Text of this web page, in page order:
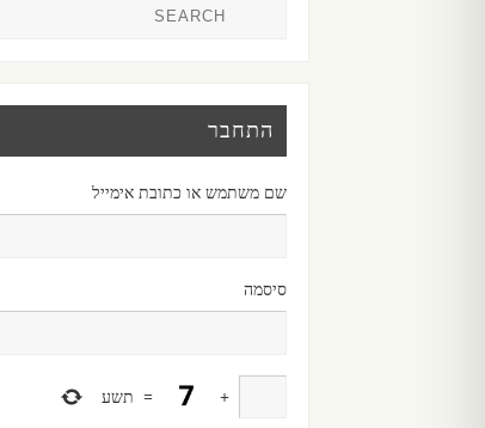
התחבר
שם משתמש או כתובת אימייל
סיסמה
+
= תשע